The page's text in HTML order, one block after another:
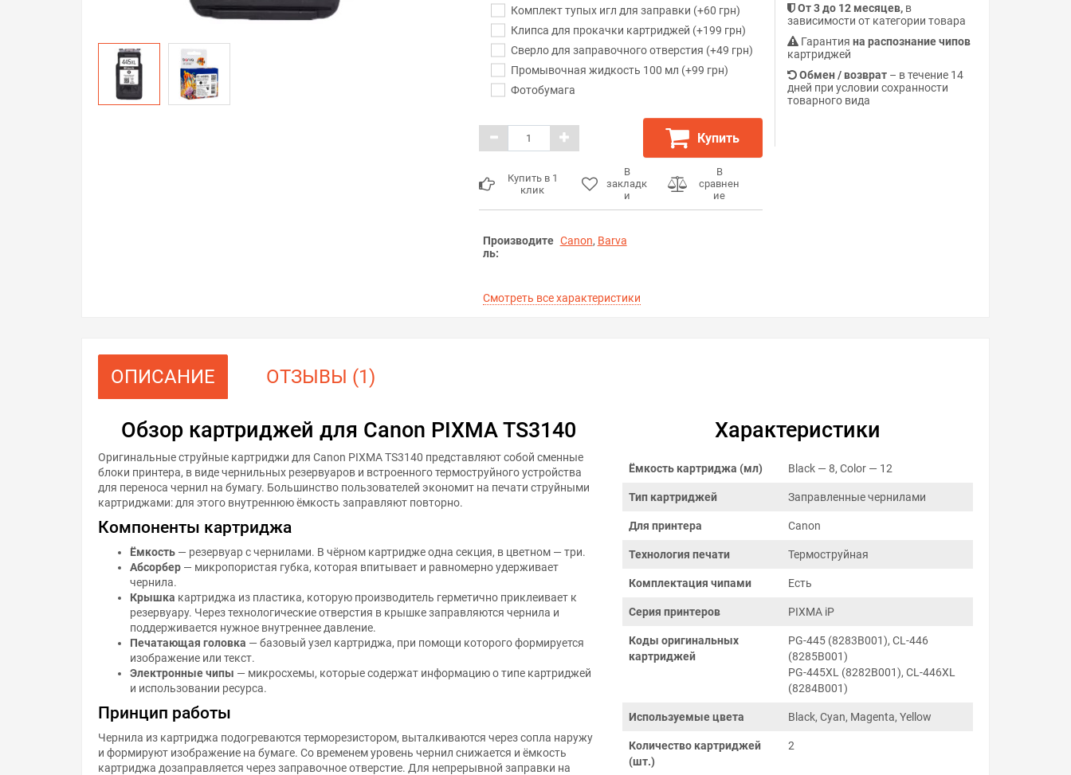
Комплект тупых игл для заправки (+60 грн)
Клипса для прокачки картриджей (+199 грн)
Сверло для заправочного отверстия (+49 грн)
Промывочная жидкость 100 мл (+99 грн)
Фотобумага
Купить
Купить в 1
клик
В
закладк
и
В
сравнен
ие
Производите
ль:
Canon, Barva
Смотреть все характеристики
От 3 до 12 месяцев,в
зависимости от категории товара
Гарантия на распознание чипов
картриджей
Обмен / возврат– в течение 14
дней при условии сохранности
товарного вида
ОПИСАНИЕ ОТЗЫВЫ (1)
Обзор картриджей для Canon PIXMA TS3140
Оригинальные струйные картриджи для Canon PIXMA TS3140 представляют собой сменные
блоки принтера, в виде чернильных резервуаров и встроенного термоструйного устройства
для переноса чернил на бумагу. Большинство пользователей экономит на печати струйными
картриджами: для этого внутреннюю ёмкость заправляют повторно.
Компоненты картриджа
Ёмкость — резервуар с чернилами. В чёрном картридже одна секция, в цветном — три.
Абсорбер — микропористая губка, которая впитывает и равномерно удерживает
чернила.
Крышка картриджа из пластика, которую производитель герметично приклеивает к
резервуару. Через технологические отверстия в крышке заправляются чернила и
поддерживается нужное внутреннее давление.
Печатающая головка — базовый узел картриджа, при помощи которого формируется
изображение или текст.
Электронные чипы — микросхемы, которые содержат информацию о типе картриджей
и использовании ресурса.
Принцип работы
Чернила из картриджа подогреваются терморезистором, выталкиваются через сопла наружу
и формируют изображение на бумаге. Со временем уровень чернил снижается и ёмкость
картриджа дозаправляется через заправочное отверстие. Для непрерывной заправки на
Характеристики
Ёмкость картриджа (мл) Black — 8, Color — 12
Тип картриджей Заправленные чернилами
Для принтера Canon
Технология печати Термоструйная
Комплектация чипами Есть
Серия принтеров PIXMA iP
Коды оригинальных
картриджей
PG-445 (8283B001), CL-446
(8285B001)
PG-445XL (8282B001), CL-446XL
(8284B001)
Используемые цвета Black, Cyan, Magenta, Yellow
Количество картриджей
(шт.)
2